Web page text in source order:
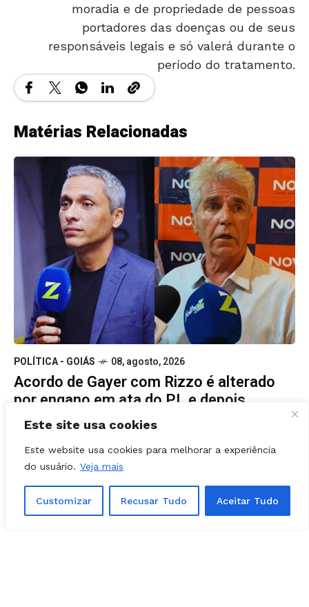
Este site usa cookies
Este website usa cookies para melhorar a experiência
do usuário. Veja mais
Customizar Recusar Tudo Aceitar Tudo
portadores das doenças ou de seus
responsáveis legais e só valerá durante o
período do tratamento.
Matérias Relacionadas
POLÍTICA - GOIÁS 08, agosto, 2026
Acordo de Gayer com Rizzo é alterado
por engano em ata do PL e depois
corrigido